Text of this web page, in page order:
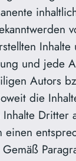
und jede
Autors
die
Dritter